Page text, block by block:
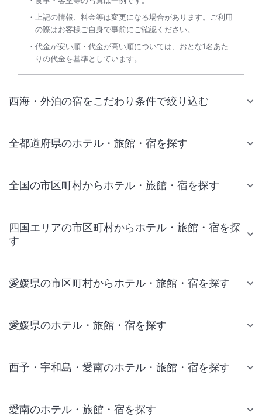
上記の情報、料金等は変更になる場合があります。ご利用
の際はお客様ご自身で事前にご確認ください。
代金が安い順・代金が高い順については、おとな1名あた
りの代金を基準としています。
西海・外泊の宿をこだわり条件で絞り込む
全都道府県のホテル・旅館・宿を探す
全国の市区町村からホテル・旅館・宿を探す
四国エリアの市区町村からホテル・旅館・宿を探
す
愛媛県の市区町村からホテル・旅館・宿を探す
愛媛県のホテル・旅館・宿を探す
西予・宇和島・愛南のホテル・旅館・宿を探す
愛南のホテル・旅館・宿を探す